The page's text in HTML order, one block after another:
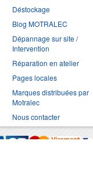
Déstockage
Blog MOTRALEC
Dépannage sur site /
Intervention
Réparation en atelier
Pages locales
Marques distribuées par
Motralec
Nous contacter